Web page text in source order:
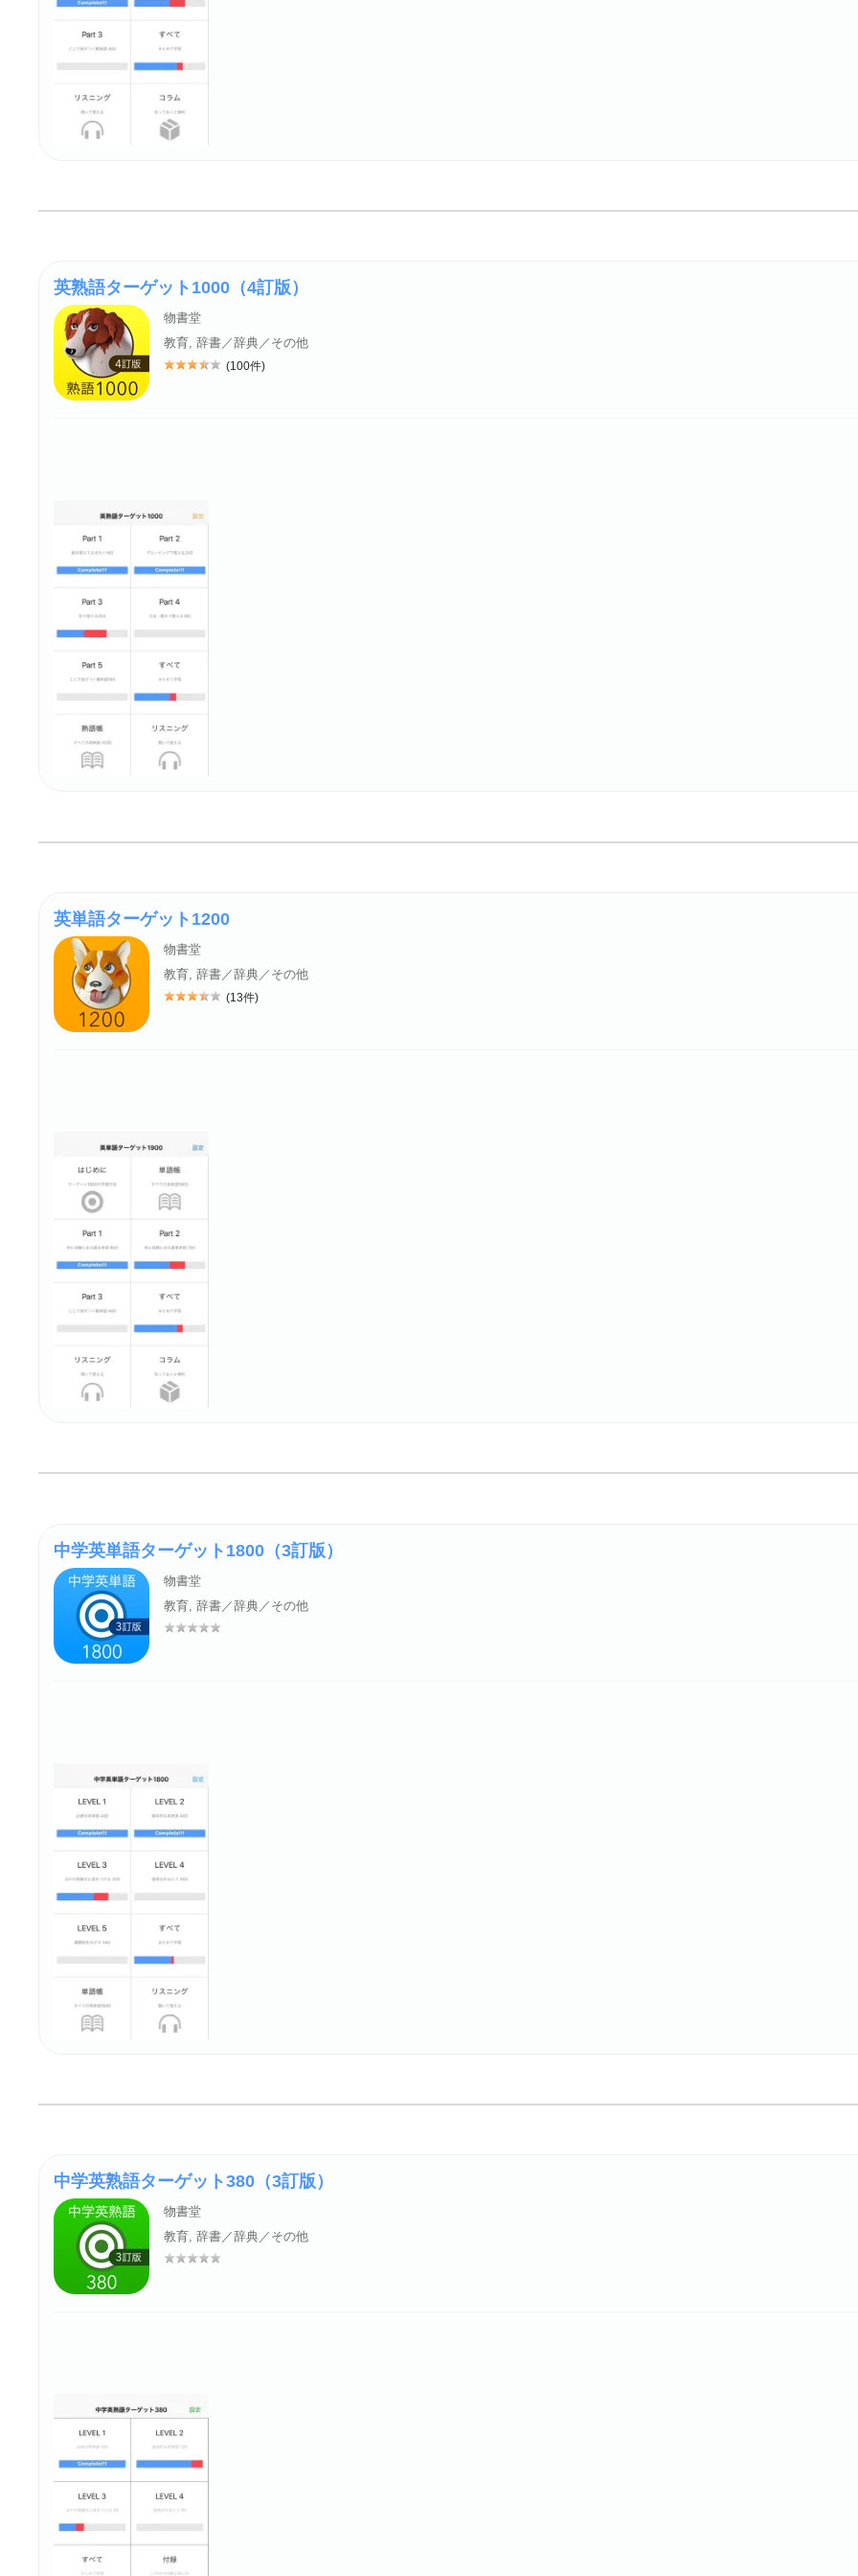
英熟語ターゲット1000（4訂版）
物書堂
教育, 辞書／辞典／その他
評価: 3.5
(100件)
英単語ターゲット1200
物書堂
教育, 辞書／辞典／その他
評価: 3.5
(13件)
中学英単語ターゲット1800（3訂版）
物書堂
教育, 辞書／辞典／その他
中学英熟語ターゲット380（3訂版）
物書堂
教育, 辞書／辞典／その他